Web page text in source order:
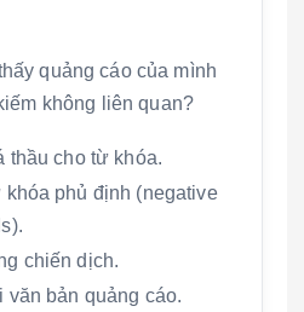
quảng cáo của mình
không liên quan?
thầu cho từ khóa.
khóa phủ định (negative
chiến dịch.
văn bản quảng cáo.